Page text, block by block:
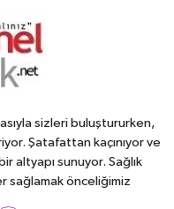
sizleri buluştururken,
Şatafattan kaçınıyor ve
altyapı sunuyor. Sağlık
sağlamak önceliğimiz